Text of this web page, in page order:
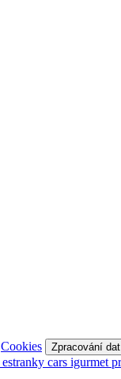
Cookies Zpracování dat
estranky cars igurmet